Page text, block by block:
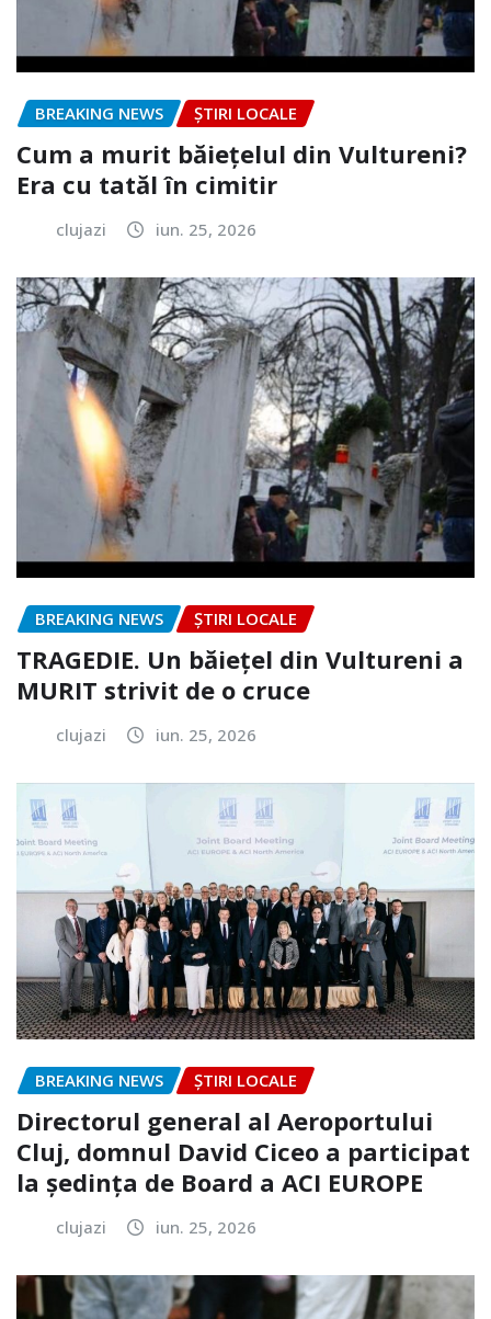
BREAKING NEWS ȘTIRI LOCALE
Cum a murit băiețelul din Vultureni?
Era cu tatăl în cimitir
clujazi iun. 25, 2026
BREAKING NEWS ȘTIRI LOCALE
TRAGEDIE. Un băiețel din Vultureni a
MURIT strivit de o cruce
clujazi iun. 25, 2026
BREAKING NEWS ȘTIRI LOCALE
Directorul general al Aeroportului
Cluj, domnul David Ciceo a participat
la ședința de Board a ACI EUROPE
clujazi iun. 25, 2026